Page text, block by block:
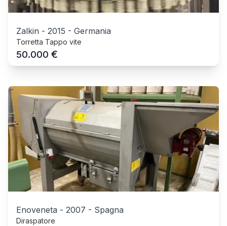
Zalkin - 2015 - Germania
Torretta Tappo vite
50.000 €
Enoveneta - 2007 - Spagna
Diraspatore